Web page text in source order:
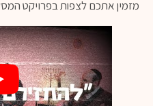
מזמין אתכם לצפות בפרויקט